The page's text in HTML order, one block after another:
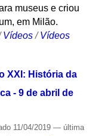
museus e criou
em Milão.
Vídeos /Vídeos
XXI: História da
- 9 de abril de
11/04/2019 — última